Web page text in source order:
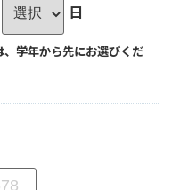
日
、学年から先にお選びくだ